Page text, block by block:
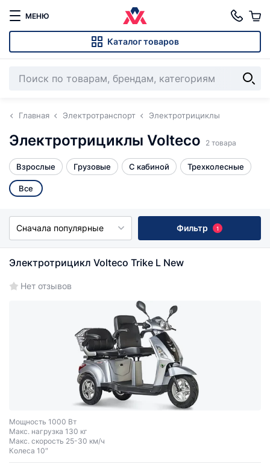
МЕНЮ
Каталог товаров
Главная Электротранспорт Электротрициклы
Электротрициклы Volteco 2 товара
Взрослые Грузовые С кабиной Трехколесные
Все
Сначала популярные Фильтр 1
Электротрицикл Volteco Trike L New
Нет отзывов
Мощность 1000 Вт
Макс. нагрузка 130 кг
Макс. скорость 25-30 км/ч
Колеса 10″